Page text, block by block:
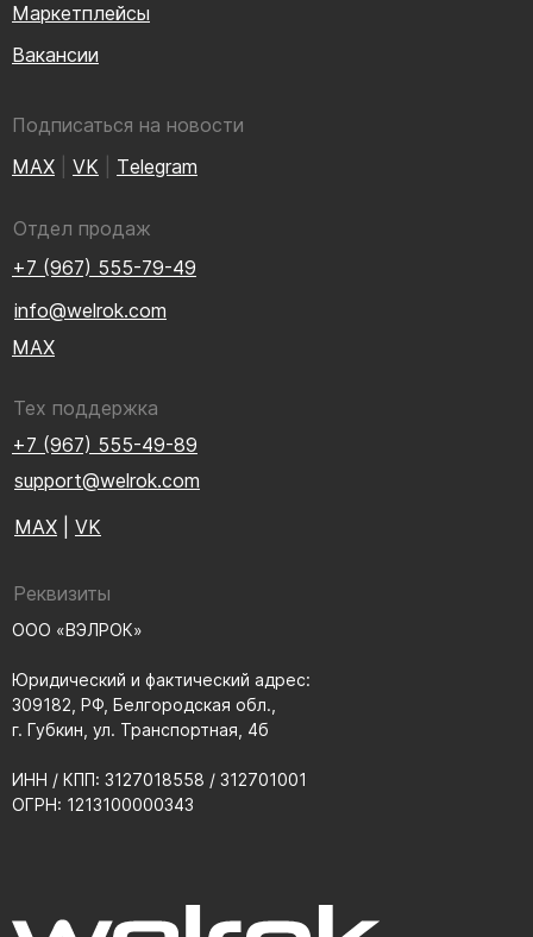
Тех поддержка
+7 (967) 555-49-89
support@welrok.com
Отдел продаж
+7 (967) 555-79-49
info@welrok.com
Реквизиты
ООО «ВЭЛРОК»
Юридический и фактический адрес:
309182, РФ, Белгородская обл.,
г. Губкин, ул. Транспортная, 4б
ИНН / КПП: 3127018558 / 312701001
ОГРН: 1213100000343
MAX VK
Подписаться на новости
MAX
VK Тelegram
MAX
Маркетплейсы
Вакансии